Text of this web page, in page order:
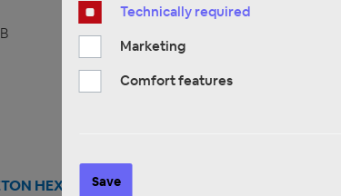
HEX 28
Technically required
Marketing
Comfort features
Save